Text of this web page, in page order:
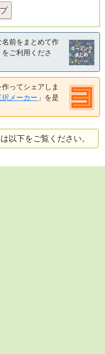
名前をまとめて作
をご利用くださ
ってシェアしま
択メーカー 」を是
以下をご覧ください。